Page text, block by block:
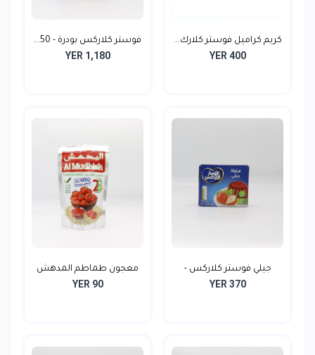
كريم كراميل فوستر كلارك...
YER 400
فوستر كلاركس بودرة - 50...
YER 1,180
جيلي فوستر كلاركس -
85ج...
YER 370
معجون طماطم المدهش
YER 90